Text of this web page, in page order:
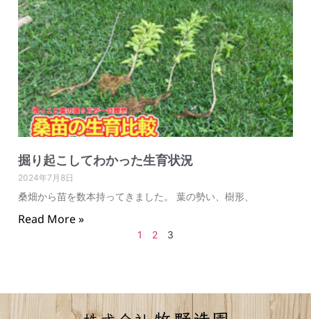
掘り起こしてわかった生育状況
2024年7月8日
桑畑から苗を数本持ってきました。 葉の勢い、樹形、
Read More »
1 2 3